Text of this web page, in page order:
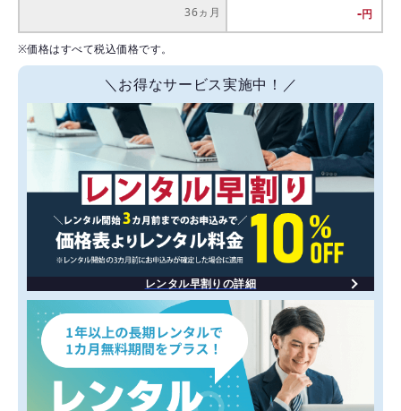
36ヵ月 -
※価格はすべて税込価格です。
＼お得なサービス実施中！／
レンタル早割りの詳細